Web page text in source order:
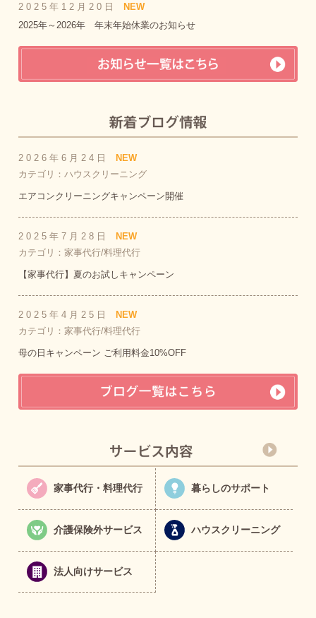
2025年12月20日
NEW
2025年～2026年 年末年始休業のお知らせ
2026年6月24日
NEW
カテゴリ：ハウスクリーニング
エアコンクリーニングキャンペーン開催
2025年7月28日
NEW
カテゴリ：家事代行/料理代行
【家事代行】夏のお試しキャンペーン
2025年4月25日
NEW
カテゴリ：家事代行/料理代行
母の日キャンペーン ご利用料金10%OFF
家事代行・料理代行 暮らしのサポート
介護保険外サービス ハウスクリーニング
法人向けサービス